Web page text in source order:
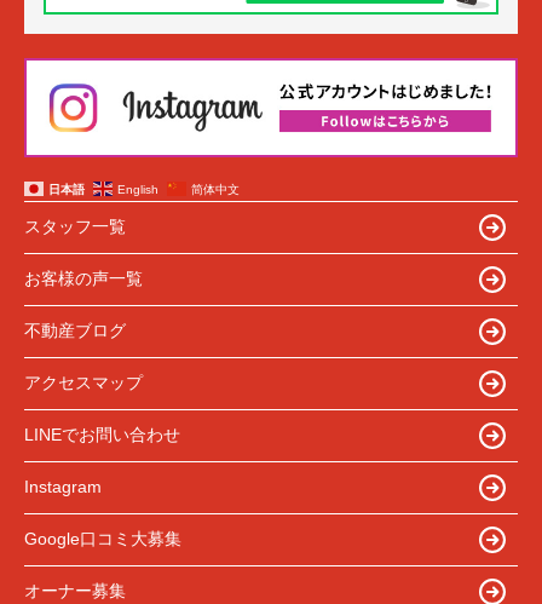
日本語 English 简体中文
スタッフ一覧
お客様の声一覧
不動産ブログ
アクセスマップ
LINEでお問い合わせ
Instagram
Google口コミ大募集
オーナー募集